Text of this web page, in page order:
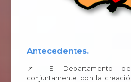
Antecedentes.
📌 El Departamento de
conjuntamente con la creación